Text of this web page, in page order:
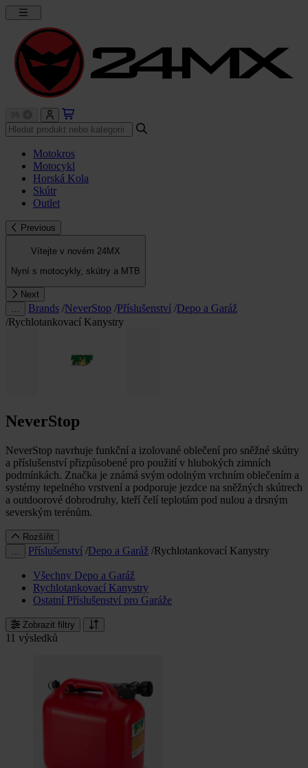
Motokros
Motocykl
Horská Kola
Skútr
Outlet
Previous
Vítejte v novém 24MX
Nyní s motocykly, skútry a MTB
Next
Brands /NeverStop /Příslušenství /Depo a Garáž
/Rychlotankovací Kanystry
NeverStop
NeverStop navrhuje funkční a izolované oblečení pro sněžné skútry
a příslušenství přizpůsobené pro použití v hlubokých zimních
podmínkách. Značka je známá svým odolným vrchním oblečením a
systémy tepelného vrstvení a podporuje jezdce na sněžných skútrech
a outdoorové dobrodruhy, kteří čelí teplotám pod nulou a drsným
severským terénům.
Rozšířit
Příslušenství /Depo a Garáž /Rychlotankovací Kanystry
Všechny Depo a Garáž
Rychlotankovací Kanystry
Ostatní Příslušenství pro Garáže
Zobrazit filtry
11 výsledků